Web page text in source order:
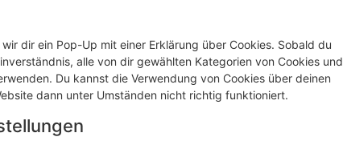
dir ein Pop-Up mit einer Erklärung über Cookies. Sobald du
alle von dir gewählten Kategorien von Cookies und
Du kannst die Verwendung von Cookies über deinen
dann unter Umständen nicht richtig funktioniert.